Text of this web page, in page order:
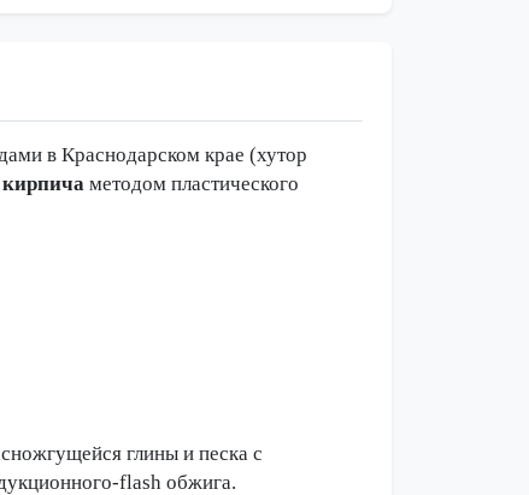
в Краснодарском крае (хутор
кирпича методом пластического
глины и песка с
flash обжига.